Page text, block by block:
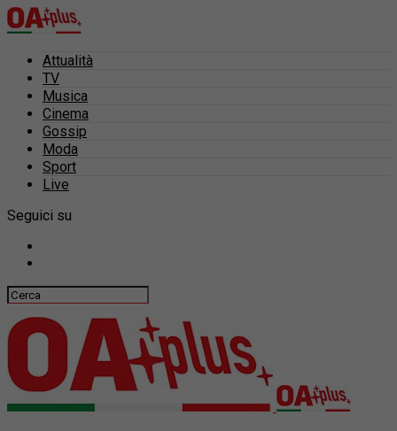
Attualità
TV
Musica
Cinema
Gossip
Moda
Sport
Live
Seguici su